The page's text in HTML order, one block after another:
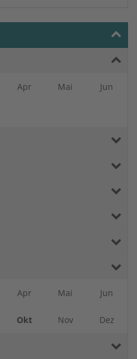
Apr Mai Jun
Apr Mai Jun
Okt Nov Dez